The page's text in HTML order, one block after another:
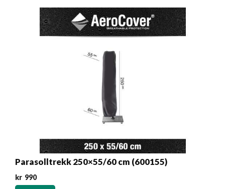
Parasolltrekk 250×55/60 cm (600155)
kr 990